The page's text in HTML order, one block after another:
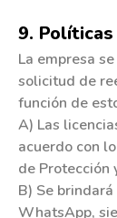
9.
La empresa
solicitud de
función de
A) Las
acuerdo con
de Protección
B) Se
WhatsApp,